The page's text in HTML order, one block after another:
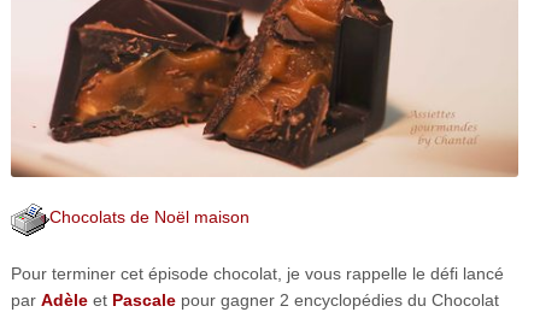
Chocolats de Noël maison
Pour terminer cet épisode chocolat, je vous rappelle le défi lancé
par Adèleet Pascalepour gagner 2 encyclopédies du Chocolat